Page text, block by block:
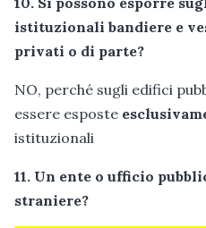
istituzionali bandiere e
privati o di parte?
NO, perché sugli edifici
essere esposte
istituzionali
11. Un ente o ufficio
straniere?